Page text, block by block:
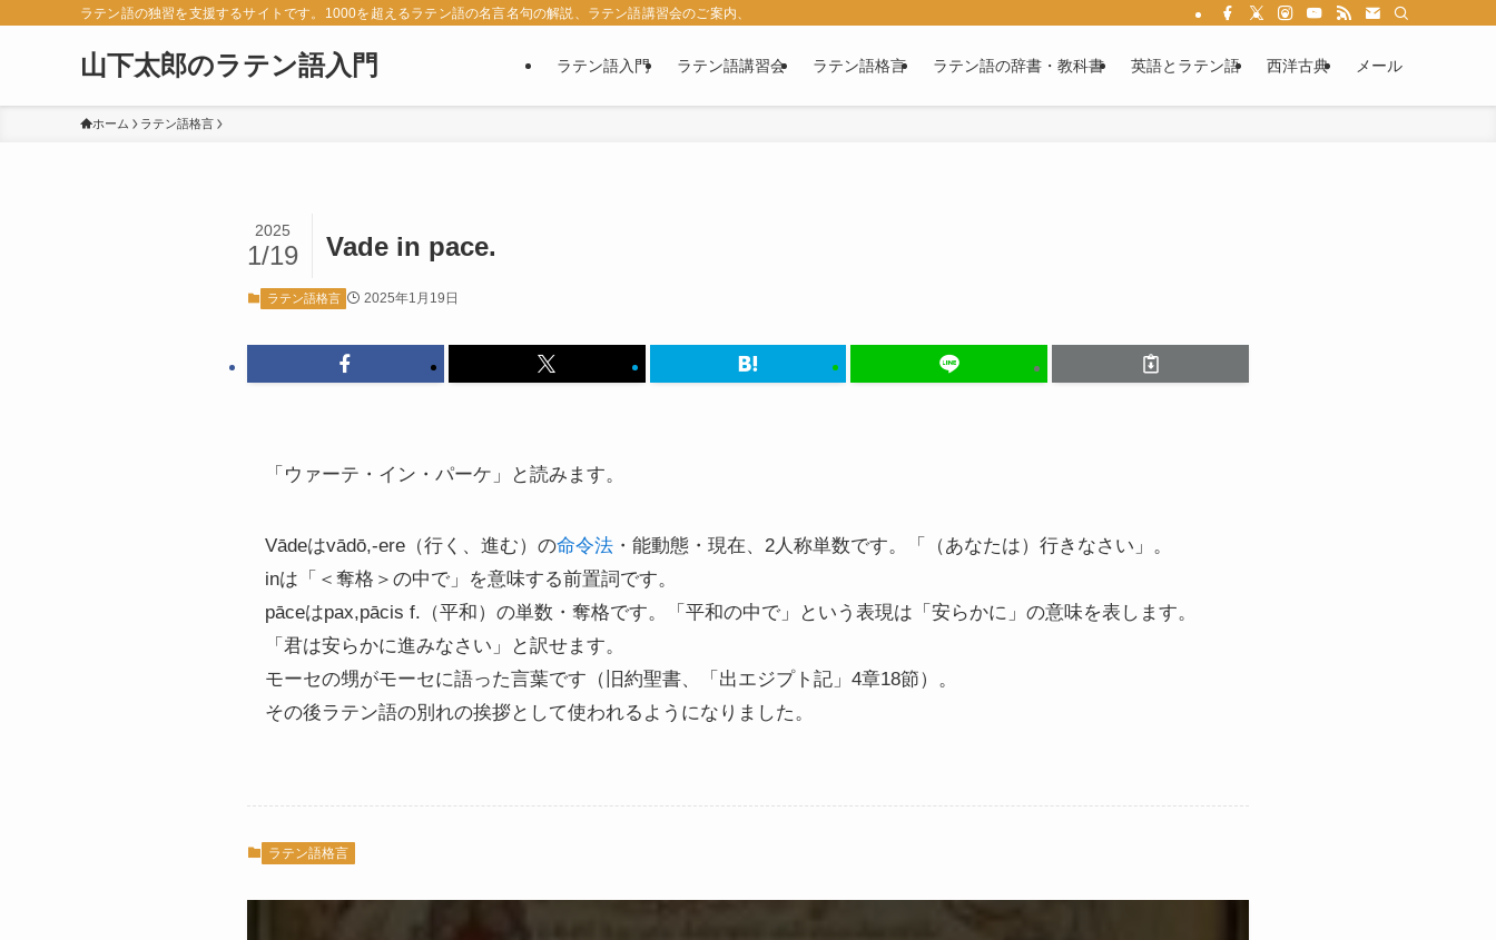
ラテン語の独習を支援するサイトです。1000を超えるラテン語の名言名句の解説、ラテン語講習会のご案内、西洋古典の紹介など、ラテン語に関する情報満載です。ラテン語文法を学べば、あなたもカエサルやウェルギリウスの作
山下太郎のラテン語入門 ラテン語入門 ラテン語講習会 ラテン語格言 ラテン語の辞書・教科書 英語とラテン語 西洋古典 メール
ホーム ラテン語格言
Vade in pace.
2025
1/19
ラテン語格言 2025年1月19日
「ウァーテ・イン・パーケ」と読みます。
Vādeはvādō,-ere（行く、進む）の命令法 ・能動態・現在、2人称単数です。「（あなたは）行きなさい」。
inは「＜奪格＞の中で」を意味する前置詞です。
pāceはpax,pācis f.（平和）の単数・奪格です。「平和の中で」という表現は「安らかに」の意味を表します。
「君は安らかに進みなさい」と訳せます。
モーセの甥がモーセに語った言葉です（旧約聖書、「出エジプト記」4章18節）。
その後ラテン語の別れの挨拶として使われるようになりました。
ラテン語格言